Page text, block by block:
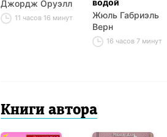
Джордж Оруэлл
11 часов 16 минут
водой
Жюль Габриэль
Верн
16 часов 7 минут
Книги автора